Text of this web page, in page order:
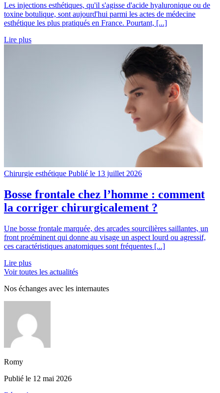
Les injections esthétiques, qu'il s'agisse d'acide hyaluronique ou de
toxine botulique, sont aujourd'hui parmi les actes de médecine
esthétique les plus pratiqués en France. Pourtant, [...]
Lire plus
Chirurgie esthétique Publié le 13 juillet 2026
Bosse frontale chez l’homme : comment
la corriger chirurgicalement ?
Une bosse frontale marquée, des arcades sourcilières saillantes, un
front proéminent qui donne au visage un aspect lourd ou agressif,
ces caractéristiques anatomiques sont fréquentes [...]
Lire plus
Voir toutes les actualités
Nos échanges avec les internautes
Romy
Publié le 12 mai 2026